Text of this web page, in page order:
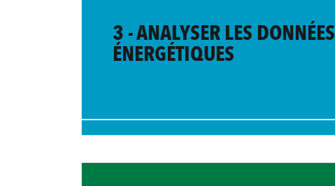
3 - ANALYSER LES DONNÉES
ÉNERGÉTIQUES